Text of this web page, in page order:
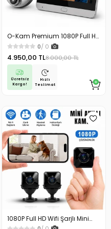
O-Kam Premium 1080P Full HD
Kayıt Yapabilen Wifi Kameralı
Kapı Zili Görüntülü Kapı
Dürbünü Hareket Algılama İki
Yönlü Görüşme
0/ 0
4.950,00 TL8.000,00 TL
Ücretsiz
Kargo!
Hızlı
Teslimat
1080P Full HD Wifi Şarjlı Mini
Güvenlik Kamerası Geniş Açılı